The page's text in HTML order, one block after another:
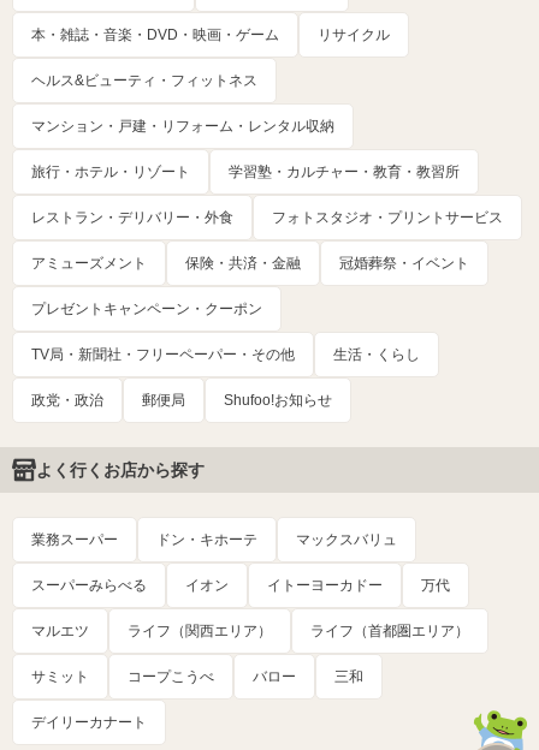
本・雑誌・音楽・DVD・映画・ゲーム リサイクル
ヘルス&ビューティ・フィットネス
マンション・戸建・リフォーム・レンタル収納
旅行・ホテル・リゾート 学習塾・カルチャー・教育・教習所
レストラン・デリバリー・外食 フォトスタジオ・プリントサービス
アミューズメント 保険・共済・金融 冠婚葬祭・イベント
プレゼントキャンペーン・クーポン
TV局・新聞社・フリーペーパー・その他 生活・くらし
政党・政治 郵便局 Shufoo!お知らせ
よく行くお店から探す
業務スーパー ドン・キホーテ マックスバリュ
スーパーみらべる イオン イトーヨーカドー 万代
マルエツ ライフ（関西エリア） ライフ（首都圏エリア）
サミット コープこうべ バロー 三和
デイリーカナート